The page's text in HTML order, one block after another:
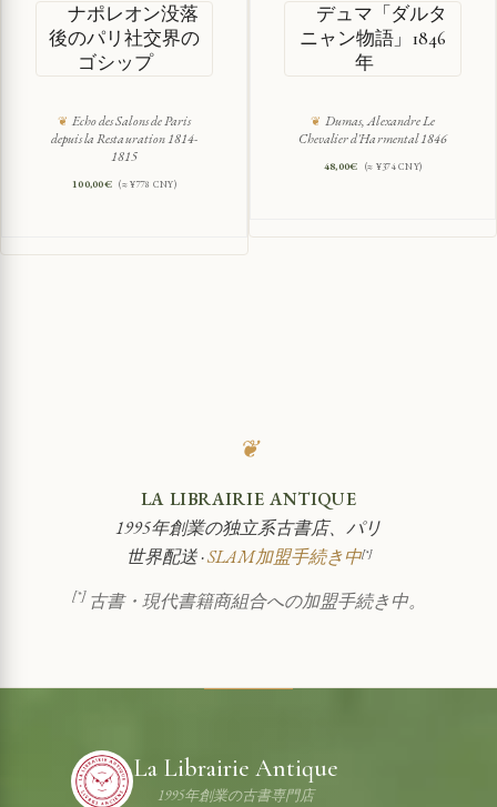
ナポレオン没落
後のパリ社交界の
ゴシップ
Echo des Salons de Paris
depuis la Restauration 1814-
1815
100,00€ (≈ ¥778 CNY)
デュマ「ダルタ
ニャン物語」1846
年
Dumas, Alexandre Le
Chevalier d'Harmental 1846
48,00€ (≈ ¥374 CNY)
❦
LA LIBRAIRIE ANTIQUE
1995年創業の独立系古書店、パリ
世界配送 ·SLAM加盟手続き中[*]
[*]古書・現代書籍商組合への加盟手続き中。
La Librairie Antique
1995年創業の古書専門店